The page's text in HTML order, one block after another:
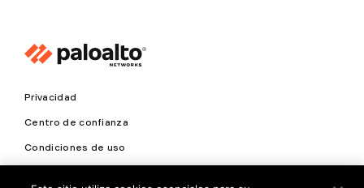
Privacidad
Centro de confianza
Condiciones de uso